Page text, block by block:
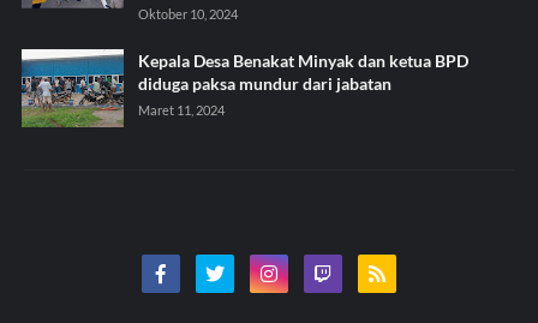
Oktober 10, 2024
Kepala Desa Benakat Minyak dan ketua BPD
diduga paksa mundur dari jabatan
Maret 11, 2024